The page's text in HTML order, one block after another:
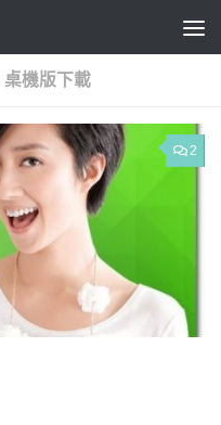
機版下載
2